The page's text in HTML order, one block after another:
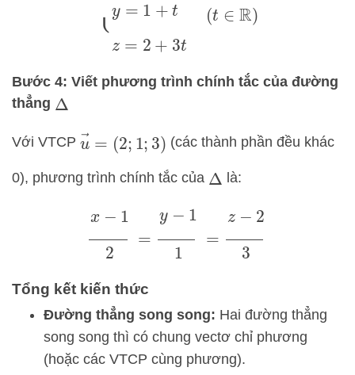
Bước 4: Viết phương trình chính tắc của đường
thẳng Δ
Với VTCP u → =(2 ;1; 3) (các thành phần đều khác
0), phương trình chính tắc của Δ là:
x − y −1 1= 23
Tổng kết kiến thức
Đường thẳng song song: Hai đường thẳng
song song thì có chung vectơ chỉ phương
(hoặc các VTCP cùng phương).